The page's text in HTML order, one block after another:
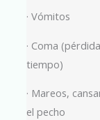
· Vómitos
· Coma
tiempo)
· Mareos,
el pecho